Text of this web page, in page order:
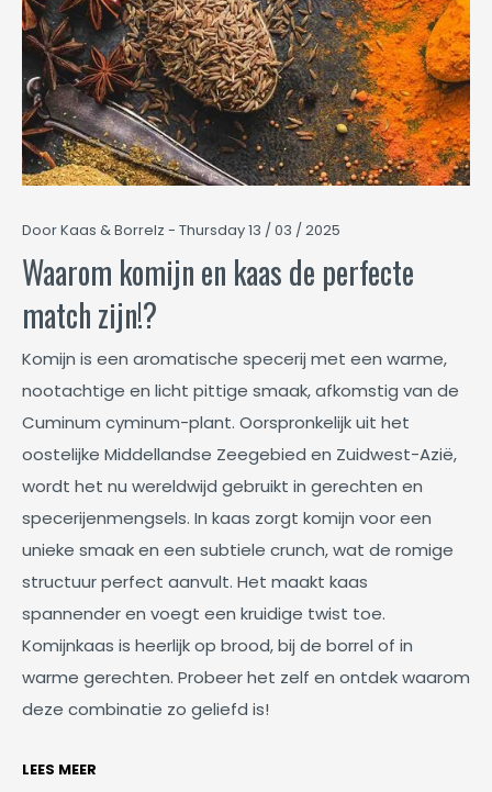
Door Kaas & Borrelz - Thursday 13 / 03 / 2025
Waarom komijn en kaas de perfecte
match zijn!?
Komijn is een aromatische specerij met een warme,
nootachtige en licht pittige smaak, afkomstig van de
Cuminum cyminum-plant. Oorspronkelijk uit het
oostelijke Middellandse Zeegebied en Zuidwest-Azië,
wordt het nu wereldwijd gebruikt in gerechten en
specerijenmengsels. In kaas zorgt komijn voor een
unieke smaak en een subtiele crunch, wat de romige
structuur perfect aanvult. Het maakt kaas
spannender en voegt een kruidige twist toe.
Komijnkaas is heerlijk op brood, bij de borrel of in
warme gerechten. Probeer het zelf en ontdek waarom
deze combinatie zo geliefd is!
LEES MEER